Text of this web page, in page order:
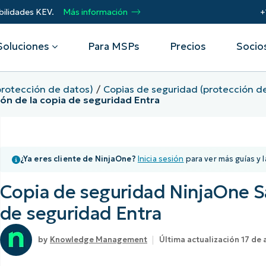
KEV. Más información
vulnerabilidades
dispositivos móviles
activos de TI
Integraciones
Microsoft Intune
Ver todas las
integraciones
Por departamento
Seguridad
Para MSPs Precios
gestionados (MSP)
en socio MSP de NinjaOne.
Socios de alianza tecnológica
Aumenta el valor para el cliente.
Script Hub
Historias de éxito
Podcast
de datos) Copias de seguridad (protección
de la copia de seguridad Entra
¿Ya eres cliente de NinjaOne? Inicia sesión para ver más guías y
Copia de seguridad NinjaOne
de seguridad Entra
Knowledge Management Última actualización 17 de